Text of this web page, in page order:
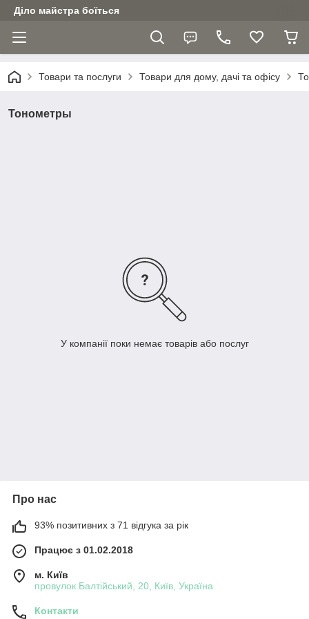
Діло майстра боїться
Товари та послуги Товари для дому, дачі та офісу
Тонометры
У компанії поки немає товарів або послуг
Про нас
93% позитивних з 71 відгука за рік
Працює з 01.02.2018
м. Київ
провулок Балтійський, 20, Київ, Україна
Контакти